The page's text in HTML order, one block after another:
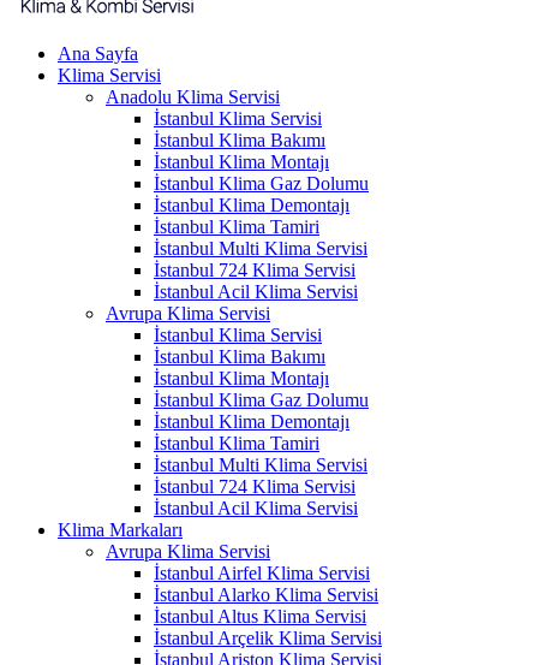
Ana Sayfa
Klima Servisi
Anadolu Klima Servisi
İstanbul Klima Servisi
İstanbul Klima Bakımı
İstanbul Klima Montajı
İstanbul Klima Gaz Dolumu
İstanbul Klima Demontajı
İstanbul Klima Tamiri
İstanbul Multi Klima Servisi
İstanbul 724 Klima Servisi
İstanbul Acil Klima Servisi
Avrupa Klima Servisi
İstanbul Klima Servisi
İstanbul Klima Bakımı
İstanbul Klima Montajı
İstanbul Klima Gaz Dolumu
İstanbul Klima Demontajı
İstanbul Klima Tamiri
İstanbul Multi Klima Servisi
İstanbul 724 Klima Servisi
İstanbul Acil Klima Servisi
Klima Markaları
Avrupa Klima Servisi
İstanbul Airfel Klima Servisi
İstanbul Alarko Klima Servisi
İstanbul Altus Klima Servisi
İstanbul Arçelik Klima Servisi
İstanbul Ariston Klima Servisi